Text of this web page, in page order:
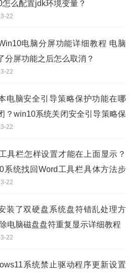
么配置jdk环境变量？
22
电脑分屏功能详细教程 电脑
分屏功能之后怎么取消？
22
电脑安全引导策略保护功能在哪
？win10系统关闭安全引导策略保
教程
22
具栏怎样设置才能在上面显示？
系统找回Word工具栏具体方法步
22
装了双硬盘系统盘符错乱处理方
电脑磁盘盘符重复显示详细教程
22
系统禁止驱动程序更新设置